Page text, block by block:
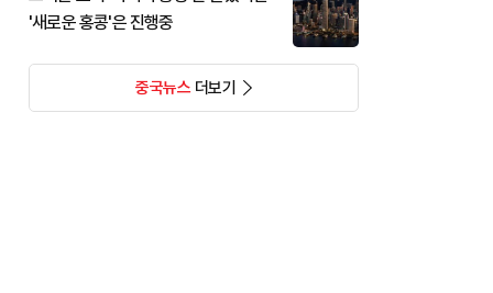
'새로운 홍콩'은 진행중
중국뉴스더보기